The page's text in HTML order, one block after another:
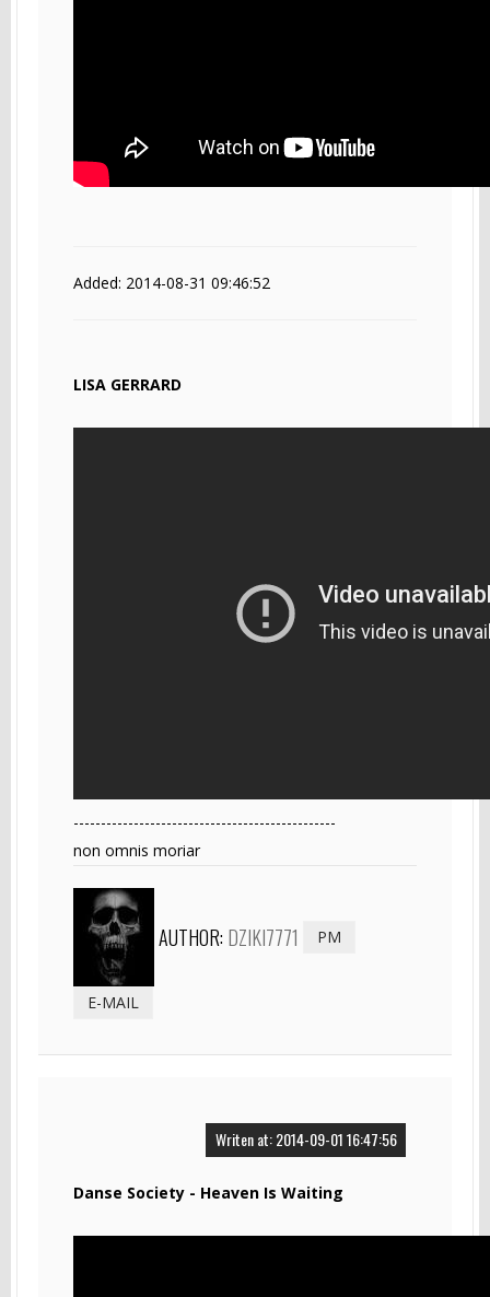
Added: 2014-08-31 09:46:52
LISA GERRARD
------------------------------------------------
non omnis moriar
AUTHOR: DZIKI7771 PM
E-MAIL
Writen at: 2014-09-01 16:47:56
Danse Society - Heaven Is Waiting